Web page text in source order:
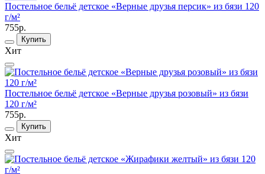
Постельное бельё детское «Верные друзья персик» из бязи 120
г/м²
755р.
Купить
Хит
Постельное бельё детское «Верные друзья розовый» из бязи
120 г/м²
755р.
Купить
Хит